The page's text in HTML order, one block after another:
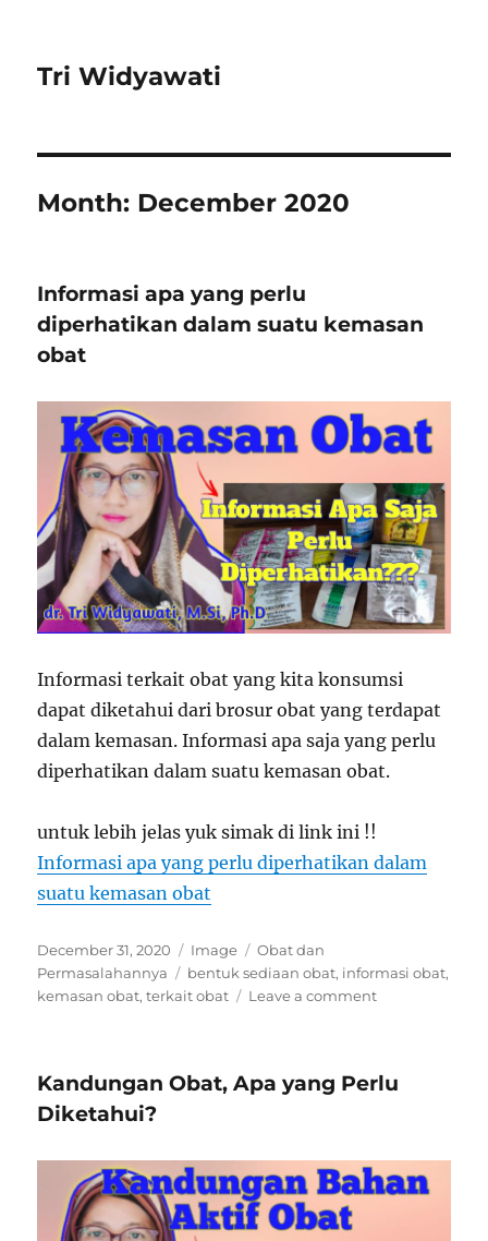
Tri Widyawati
Month: December 2020
Informasi apa yang perlu
diperhatikan dalam suatu kemasan
obat
Informasi terkait obat yang kita konsumsi
dapat diketahui dari brosur obat yang terdapat
dalam kemasan. Informasi apa saja yang perlu
diperhatikan dalam suatu kemasan obat.
untuk lebih jelas yuk simak di link ini !!
Informasi apa yang perlu diperhatikan dalam
suatu kemasan obat
Posted
on
December 31, 2020 Format
Image Categories
Obat dan
Permasalahannya
Tags
bentuk sediaan obat, informasi obat,
kemasan obat,terkait obat Leave a commenton
perlu
kemasan
obat
Kandungan Obat, Apa yang Perlu
Diketahui?